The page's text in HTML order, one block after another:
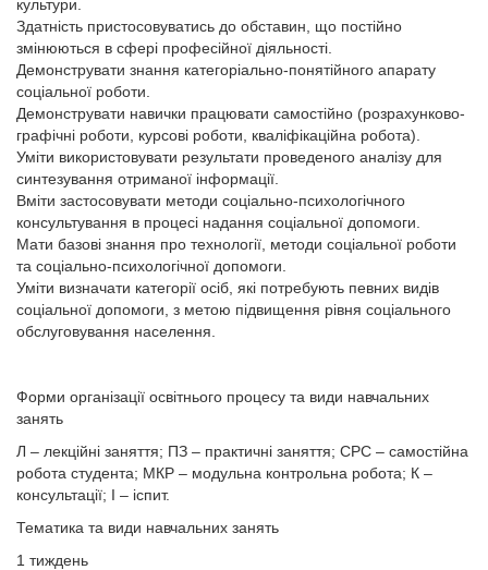
культури.
Здатність пристосовуватись до обставин, що постійно
змінюються в сфері професійної діяльності.
Демонструвати знання категоріально-понятійного апарату
соціальної роботи.
Демонструвати навички працювати самостійно (розрахунково-
графічні роботи, курсові роботи, кваліфікаційна робота).
Уміти використовувати результати проведеного аналізу для
синтезування отриманої інформації.
Вміти застосовувати методи соціально-психологічного
консультування в процесі надання соціальної допомоги.
Мати базові знання про технології, методи соціальної роботи
та соціально-психологічної допомоги.
Уміти визначати категорії осіб, які потребують певних видів
соціальної допомоги, з метою підвищення рівня соціального
обслуговування населення.
Форми організації освітнього процесу та види навчальних
занять
Л – лекційні заняття; ПЗ – практичні заняття; СРС – самостійна
робота студента; МКР – модульна контрольна робота; К –
консультації; І – іспит.
Тематика та види навчальних занять
1 тиждень